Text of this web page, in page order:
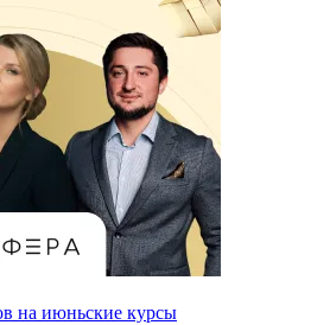
на июньские курсы